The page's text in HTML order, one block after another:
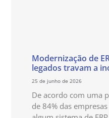
Modernização de
legados travam a
25 de junho de 2026
De acordo com uma
de 84% das